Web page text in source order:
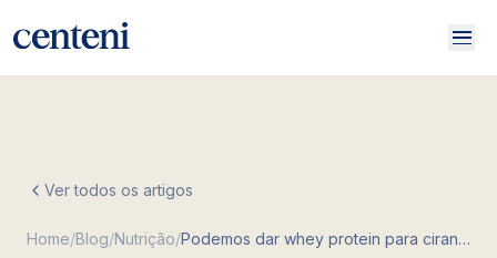
Início
Ver todos os artigos
Home/Blog/Nutrição/ Podemos dar whey protein para ciranças?